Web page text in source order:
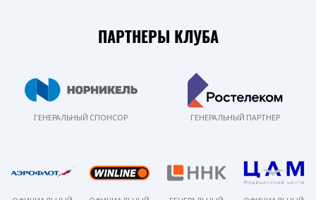
ПАРТНЕРЫ КЛУБА
ГЕНЕРАЛЬНЫЙ СПОНСОР ГЕНЕРАЛЬНЫЙ ПАРТНЕР